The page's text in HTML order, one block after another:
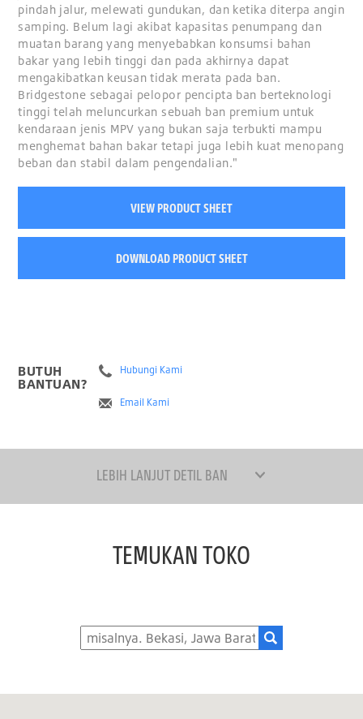
pindah jalur, melewati gundukan, dan ketika diterpa angin
samping. Belum lagi akibat kapasitas penumpang dan
muatan barang yang menyebabkan konsumsi bahan
bakar yang lebih tinggi dan pada akhirnya dapat
mengakibatkan keusan tidak merata pada ban.
Bridgestone sebagai pelopor pencipta ban berteknologi
tinggi telah meluncurkan sebuah ban premium untuk
kendaraan jenis MPV yang bukan saja terbukti mampu
menghemat bahan bakar tetapi juga lebih kuat menopang
beban dan stabil dalam pengendalian."
VIEW PRODUCT SHEET
DOWNLOAD PRODUCT SHEET
BUTUH
BANTUAN?
Hubungi Kami
Email Kami
LEBIH LANJUT DETIL BAN
TEMUKAN TOKO